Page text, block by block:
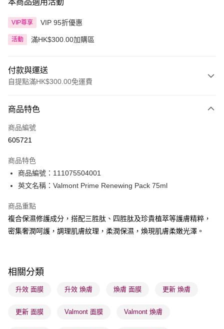
本商品適用活動
VIP尊享 VIP 95折優惠
活動 滿HK$300.00加購區
付款與運送
自提點滿HK$300.00免運費
信用卡
Apple Pay
PayMe
WeChat Pay
BoC Pay
送貨方式
每筆HK$65.00，滿HK$300.00或以上免運費
確認發貨後1-3 工作天送達，訂單將隨機分配至SF順豐速運或京東
商品特色
商品編號
605721
商品特色
商品編號：111075504001
英文名稱：Valmont Prime Renewing Pack 75ml
商品重點
複合保濕修護成分，搭配三胜肽、四胜肽及珍貴植萃等護膚精粹，
密集奢潤呵護，調理肌膚紋理，柔潤保濕，煥現肌膚柔嫩光澤。
相關分類
升效 面膜 升效 煥膚 煥膚 面膜 更新 煥膚
更新 面膜 Valmont 面膜 Valmont 煥膚